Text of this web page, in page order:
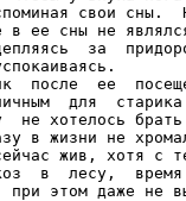
свои сны.
в ее сны не
за
после  ее
для  старика
не хотелось
в жизни не
жив, хотя с
в  лесу,
при этом даже не